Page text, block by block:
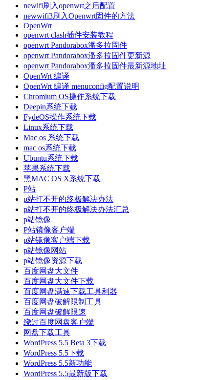
newifi刷入openwrt之后配置
newwifi3刷入Openwrt固件的方法
OpenWrt
openwrt clash插件安装教程
openwrt Pandorabox潘多拉固件
openwrt Pandorabox潘多拉固件更新源
openwrt Pandorabox潘多拉固件最新源地址
OpenWrt 编译
OpenWrt 编译 menuconfig配置说明
Chromium OS操作系统下载
Deepin系统下载
FydeOS操作系统下载
Linux系统下载
Mac os 系统下载
mac os系统下载
Ubuntu系统下载
苹果系统下载
黑MAC OS X系统下载
P站
p站打不开的终极解决办法
p站打不开的终极解决办法汇总
p站镜像
P站镜像客户端
p站镜像客户端下载
p站镜像网站
p站镜像资源下载
百度网盘大文件
百度网盘大文件下载
百度网盘满速下载工具利器
百度网盘破解限制工具
百度网盘破解限速
绕过百度网盘客户端
网盘下载工具
WordPress 5.5 Beta 3下载
WordPress 5.5下载
WordPress 5.5新功能
WordPress 5.5最新版下载